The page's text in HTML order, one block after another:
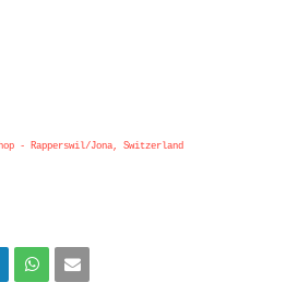
- Rapperswil/Jona, Switzerland